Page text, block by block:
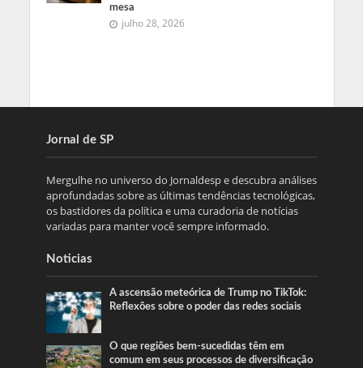
mesa
julho 28, 2026
Jornal de SP
Mergulhe no universo do Jornaldesp e descubra análises
aprofundadas sobre as últimas tendências tecnológicas,
os bastidores da política e uma curadoria de notícias
variadas para manter você sempre informado.
Noticias
A ascensão meteórica de Trump no TikTok:
Reflexões sobre o poder das redes sociais
O que regiões bem-sucedidas têm em
comum em seus processos de diversificação